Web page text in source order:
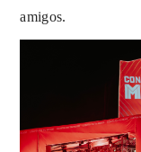
amigos.